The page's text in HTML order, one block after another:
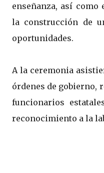
enseñanza, así
la construcción de
oportunidades.
A la ceremonia
órdenes de gobierno,
funcionarios
reconocimiento a la